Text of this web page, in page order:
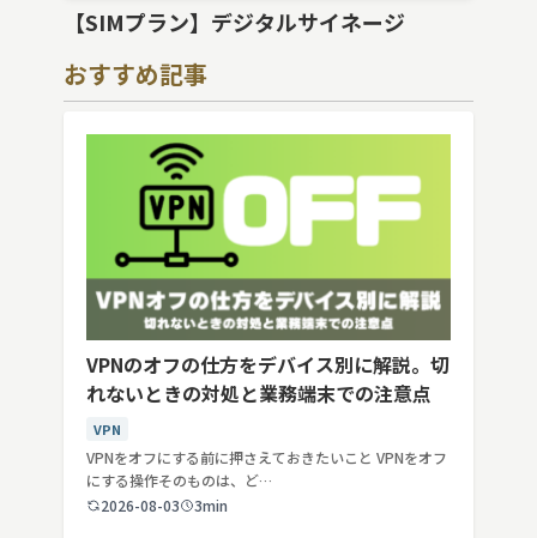
【SIMプラン】デジタルサイネージ
おすすめ記事
VPNのオフの仕方をデバイス別に解説。切
れないときの対処と業務端末での注意点
VPN
VPNをオフにする前に押さえておきたいこと VPNをオフ
にする操作そのものは、ど…
2026-08-03
3min